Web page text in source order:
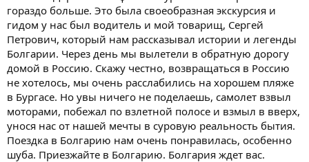
гораздо больше. Это была своеобразная экскурсия и
гидом у нас был водитель и мой товарищ, Сергей
Петрович, который нам рассказывал истории и легенды
Болгарии. Через день мы вылетели в обратную дорогу
домой в Россию. Скажу честно, возвращаться в Россию
не хотелось, мы очень расслабились на хорошем пляже
в Бургасе. Но увы ничего не поделаешь, самолет взвыл
моторами, побежал по взлетной полосе и взмыл в вверх,
унося нас от нашей мечты в суровую реальность бытия.
Поездка в Болгарию нам очень понравилась, особенно
шуба. Приезжайте в Болгарию. Болгария ждет вас.